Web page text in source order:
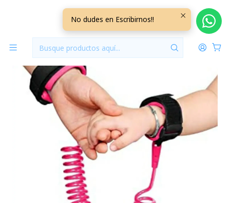
Inicio Seguridad Bebé
Arnes de Seguridad Rosado SEASE01
No dudes en Escribirnos!!